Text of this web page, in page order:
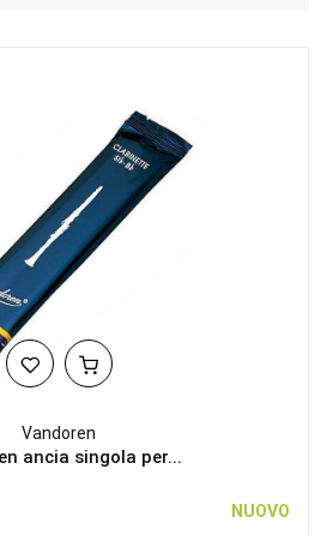
Vandoren
ancia singola per...
NUOVO